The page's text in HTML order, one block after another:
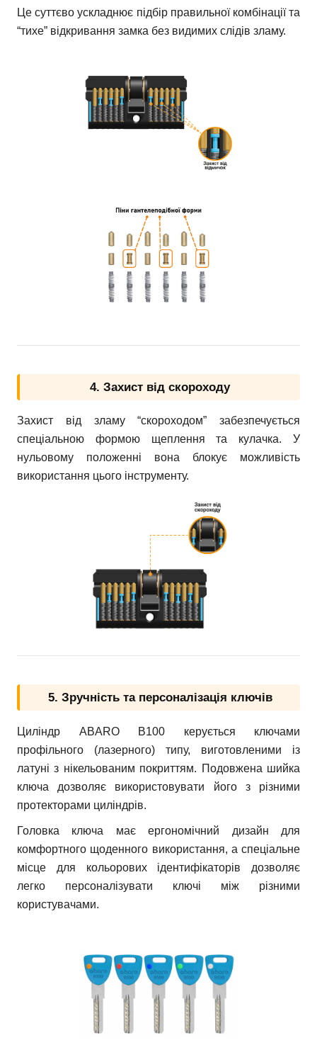
Це суттєво ускладнює підбір правильної комбінації та
“тихе” відкривання замка без видимих слідів зламу.
4. Захист від скороходу
Захист від зламу “скороходом” забезпечується
спеціальною формою щеплення та кулачка. У
нульовому положенні вона блокує можливість
використання цього інструменту.
5. Зручність та персоналізація ключів
Циліндр ABARO B100 керується ключами
профільного (лазерного) типу, виготовленими із
латуні з нікельованим покриттям. Подовжена шийка
ключа дозволяє використовувати його з різними
протекторами циліндрів.
Головка ключа має ергономічний дизайн для
комфортного щоденного використання, а спеціальне
місце для кольорових ідентифікаторів дозволяє
легко персоналізувати ключі між різними
користувачами.